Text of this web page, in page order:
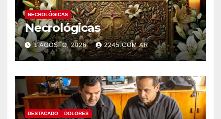
NECROLÓGICAS
Necrológicas
1 AGOSTO, 2026 2245.COM.AR
DESTACADO DOLORES